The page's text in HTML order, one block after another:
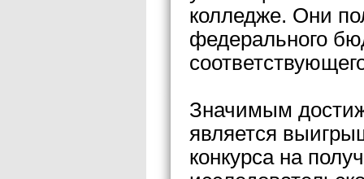
колледже. Они
федерального
Значимым
является
конкурса на